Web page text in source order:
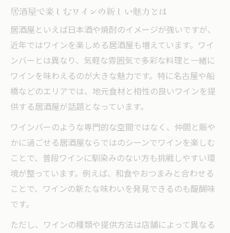
居酒屋で楽しむワインの新しい魅力とは
居酒屋といえば日本酒や焼酎のイメージが強いですが、
近年ではワインを楽しめる居酒屋も増えています。ワイ
ンバーとは異なり、気軽な雰囲気で多彩な料理と一緒に
ワインを味わえるのが大きな魅力です。特に名古屋や船
橋などのエリアでは、地元食材と相性の良いワインを提
供する居酒屋が話題となっています。
ワインバーのような専門的な空間ではなく、仲間と賑や
かに過ごせる居酒屋ならではのシーンでワインを楽しむ
ことで、普段ワインに馴染みのない方も挑戦しやすい環
境が整っています。例えば、和食やおつまみと合わせる
ことで、ワインの新たな味わいを発見できるのも醍醐味
です。
ただし、ワインの種類や提供方法は店舗によって異なる